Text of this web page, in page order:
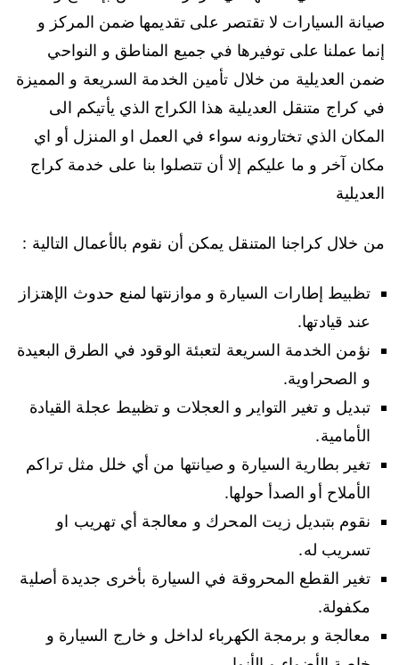
صيانة السيارات لا تقتصر على تقديمها ضمن المركز و
إنما عملنا على توفيرها في جميع المناطق و النواحي
ضمن العديلية من خلال تأمين الخدمة السريعة و المميزة
في كراج متنقل العديلية هذا الكراج الذي يأتيكم الى
المكان الذي تختارونه سواء في العمل او المنزل أو اي
مكان آخر و ما عليكم إلا أن تتصلوا بنا على خدمة كراج
العديلية
من خلال كراجنا المتنقل يمكن أن نقوم بالأعمال التالية :
تظبيط إطارات السيارة و موازنتها لمنع حدوث الإهتزاز
عند قيادتها.
نؤمن الخدمة السريعة لتعبئة الوقود في الطرق البعيدة
و الصحراوية.
تبديل و تغير التواير و العجلات و تظبيط عجلة القيادة
الأمامية.
تغير بطارية السيارة و صيانتها من أي خلل مثل تراكم
الأملاح أو الصدأ حولها.
نقوم بتبديل زيت المحرك و معالجة أي تهريب او
تسريب له.
تغير القطع المحروقة في السيارة بأخرى جديدة أصلية
مكفولة.
معالجة و برمجة الكهرباء لداخل و خارج السيارة و